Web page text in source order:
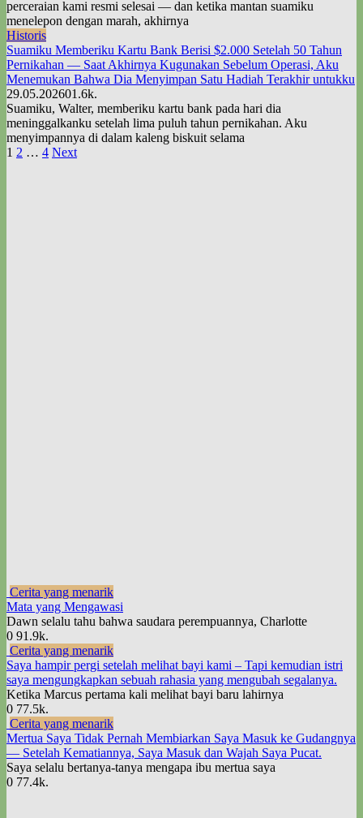
perceraian kami resmi selesai — dan ketika mantan suamiku
menelepon dengan marah, akhirnya
Historis
Suamiku Memberiku Kartu Bank Berisi $2.000 Setelah 50 Tahun
Pernikahan — Saat Akhirnya Kugunakan Sebelum Operasi, Aku
Menemukan Bahwa Dia Menyimpan Satu Hadiah Terakhir untukku
29.05.202601.6k.
Suamiku, Walter, memberiku kartu bank pada hari dia
meninggalkanku setelah lima puluh tahun pernikahan. Aku
menyimpannya di dalam kaleng biskuit selama
Posts
1 2 … 4 Next
Cerita yang menarik
Mata yang Mengawasi
Dawn selalu tahu bahwa saudara perempuannya, Charlotte
0 91.9k.
Cerita yang menarik
Saya hampir pergi setelah melihat bayi kami – Tapi kemudian istri
saya mengungkapkan sebuah rahasia yang mengubah segalanya.
Ketika Marcus pertama kali melihat bayi baru lahirnya
0 77.5k.
Cerita yang menarik
Mertua Saya Tidak Pernah Membiarkan Saya Masuk ke Gudangnya
— Setelah Kematiannya, Saya Masuk dan Wajah Saya Pucat.
Saya selalu bertanya-tanya mengapa ibu mertua saya
0 77.4k.